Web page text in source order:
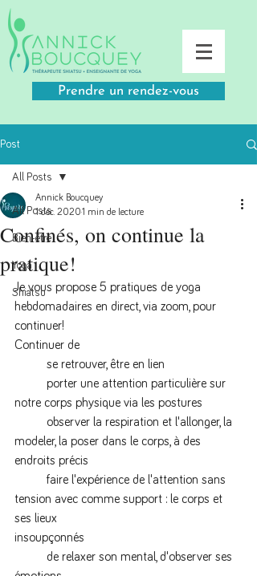
Prendre un rendez-vous
Post
All Posts
Bien-être
Yoga
Shiatsu
All Posts
Confinés, on continue la
pratique!
Annick Boucquey
1 déc. 20201 min de lecture
Je vous propose 5 pratiques de yoga
hebdomadaires en direct, via zoom, pour
continuer!
Continuer de
	se retrouver, être en lien
notre corps physique via les postures
modeler, la poser dans le corps, à des
endroits précis
tension avec comme support : le corps et
ses lieux
insoupçonnés